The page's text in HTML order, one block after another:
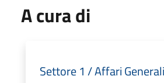
A cura di
Settore 1 / Affari Generali